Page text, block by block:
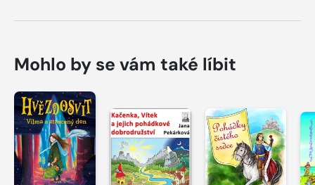
Mohlo by se vám také líbit